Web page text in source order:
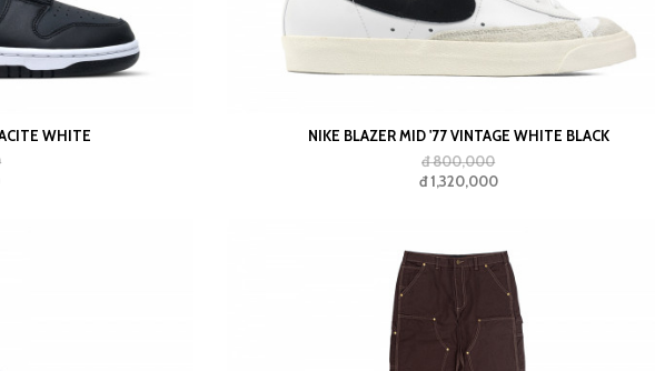
WHITE
NIKE BLAZER MID '77 VINTAGE WHITE BLACK
đ 800,000
đ 1,320,000